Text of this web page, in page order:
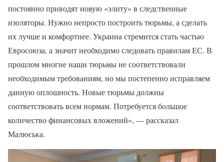
постоянно приводят новую «элиту» в следственные
изоляторы. Нужно непросто построить тюрьмы, а сделать
их лучше и комфортнее. Украина стремится стать частью
Евросоюза, а значит необходимо следовать правилам ЕС. В
прошлом многие наши тюрьмы не соответствовали
необходимым требованиям, но мы постепенно исправляем
данную оплошность. Новые тюрьмы должны
соответствовать всем нормам. Потребуется большое
количество финансовых вложений», — рассказал
Малюська.